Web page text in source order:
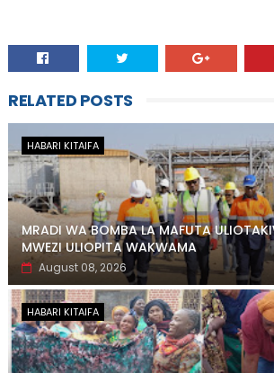
RELATED POSTS
HABARI KITAIFA
MRADI WA BOMBA LA MAFUTA
MWEZI ULIOPITA WAKWAMA
August 08, 2026
HABARI KITAIFA